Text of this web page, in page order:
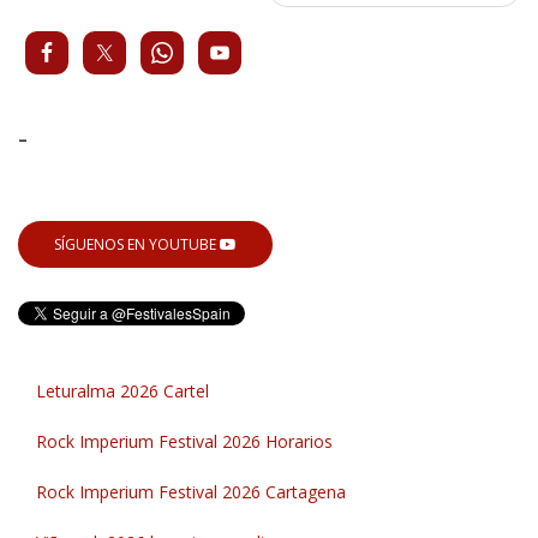
-
SÍGUENOS EN YOUTUBE
Leturalma 2026 Cartel
Rock Imperium Festival 2026 Horarios
Rock Imperium Festival 2026 Cartagena